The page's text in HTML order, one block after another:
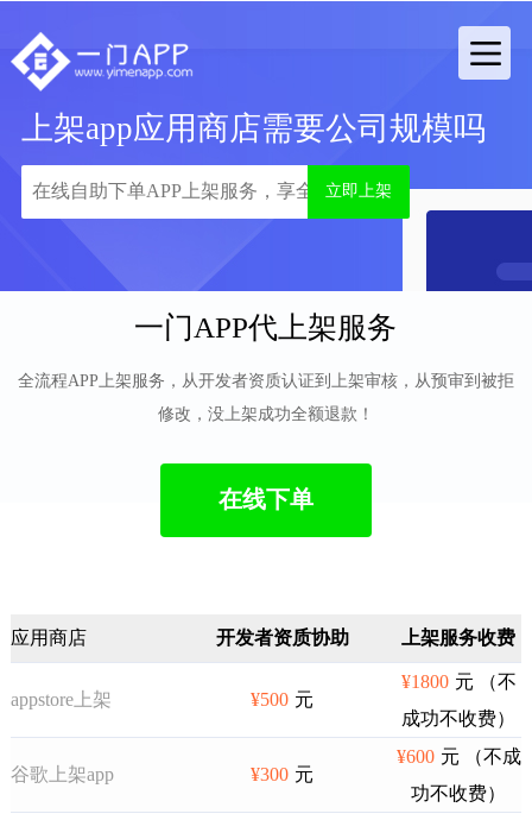
上架app应用商店需要公司规模吗
立即上架
一门APP代上架服务
全流程APP上架服务，从开发者资质认证到上架审核，从预审到被拒
修改，没上架成功全额退款！
在线下单
应用商店 开发者资质协助 上架服务收费
appstore上架 ¥500 元
¥1800 元 （不
成功不收费）
谷歌上架app ¥300 元
¥600 元 （不成
功不收费）